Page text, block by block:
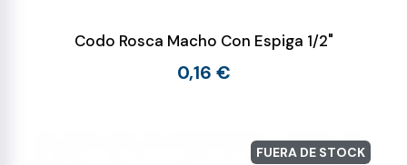
Codo Rosca Macho Con Espiga 1/2"
0,16 €
FUERA DE STOCK